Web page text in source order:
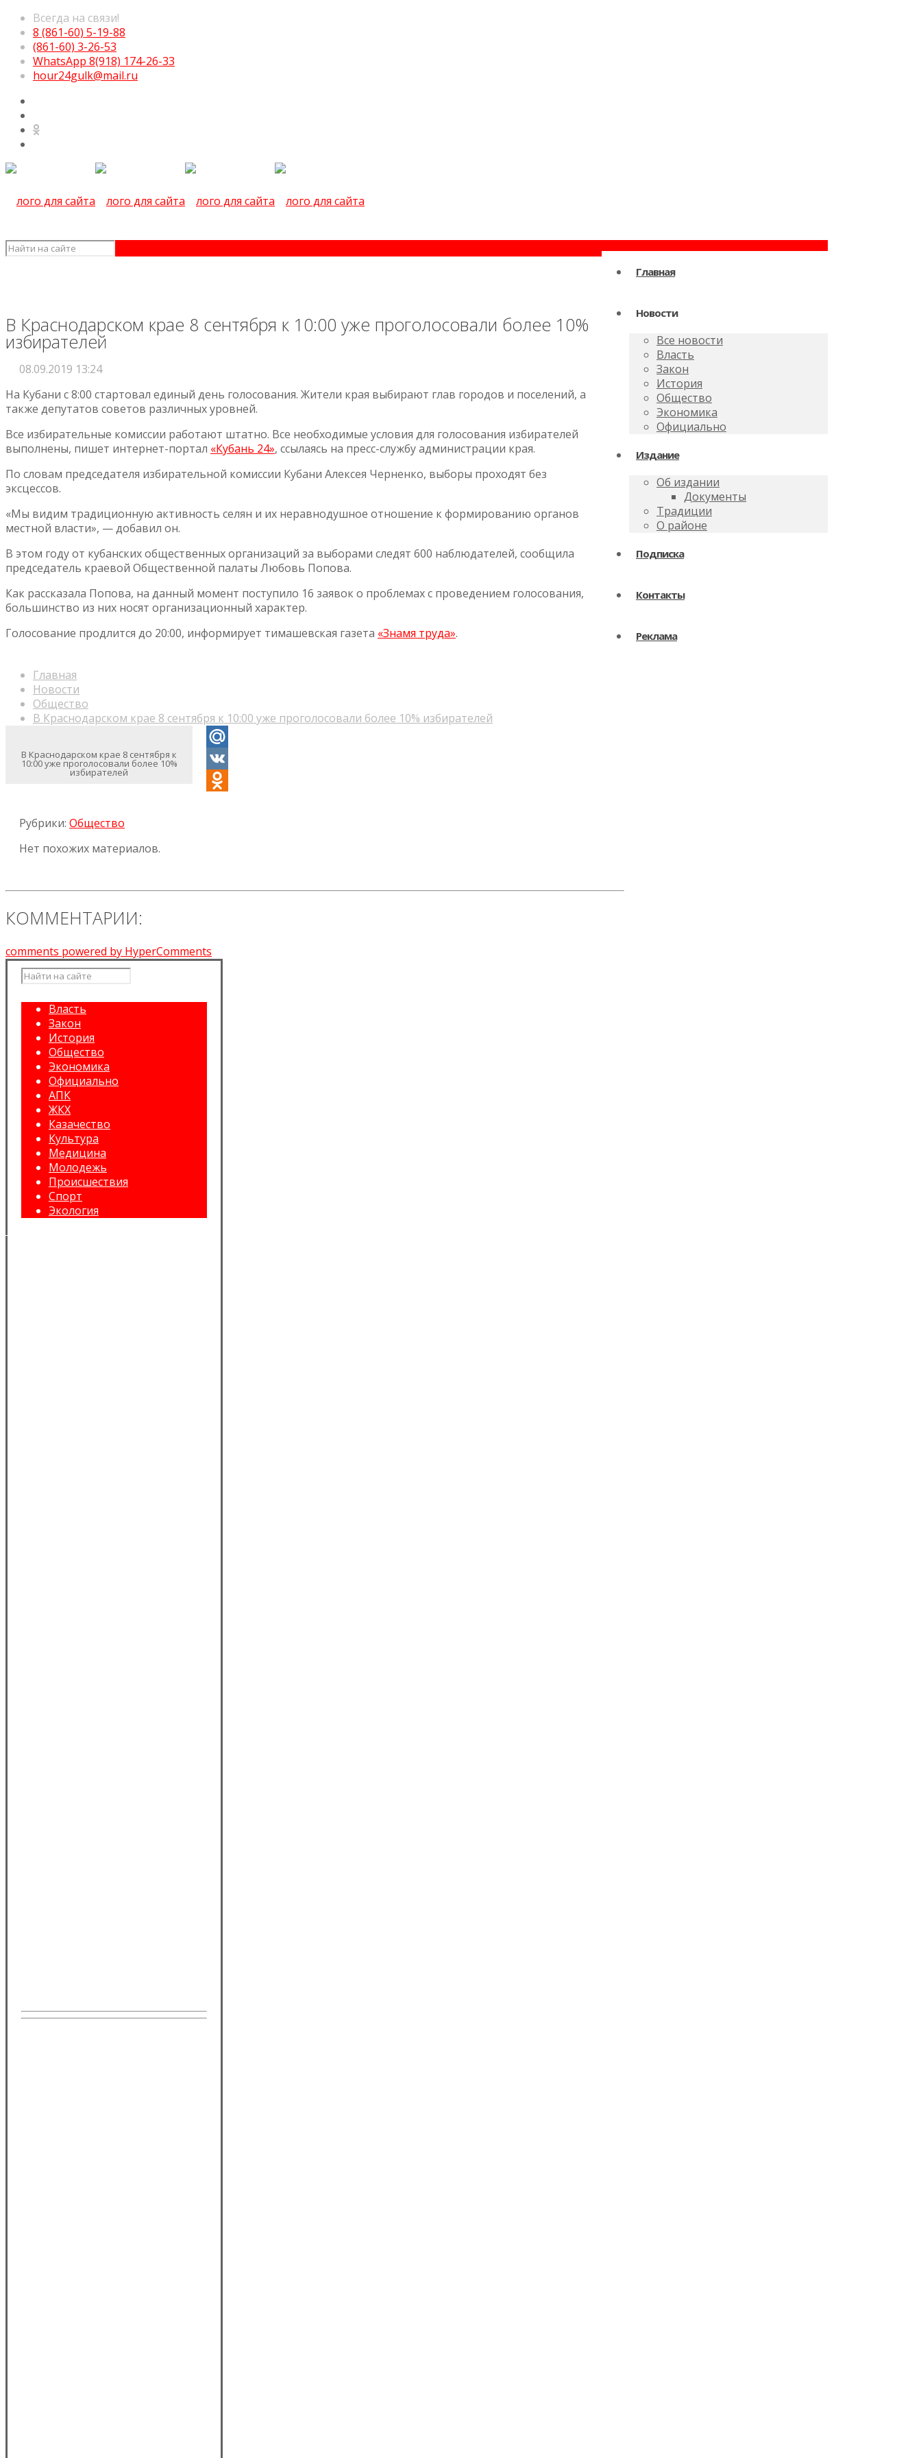
Всегда на связи!
8 (861-60) 5-19-88
(861-60) 3-26-53
WhatsApp 8(918) 174-26-33
hour24gulk@mail.ru
Главная
Новости
Все новости
Власть
Закон
История
Общество
Экономика
Официально
Издание
Об издании
Документы
Традиции
О районе
Подписка
Контакты
Реклама
Главная
Новости
Общество
В Краснодарском крае 8 сентября к 10:00 уже проголосовали более 10% избирателей
В Краснодарском крае 8 сентября к 10:00 уже проголосовали более 10%
избирателей
08.09.2019 13:24
В Краснодарском крае 8 сентября к
10:00 уже проголосовали более 10%
избирателей
На Кубани с 8:00 стартовал единый день голосования. Жители края выбирают глав городов и поселений, а
также депутатов советов различных уровней.
Все избирательные комиссии работают штатно. Все необходимые условия для голосования избирателей
выполнены, пишет интернет-портал «Кубань 24», ссылаясь на пресс-службу администрации края.
По словам председателя избирательной комиссии Кубани Алексея Черненко, выборы проходят без
эксцессов.
«Мы видим традиционную активность селян и их неравнодушное отношение к формированию органов
местной власти», — добавил он.
В этом году от кубанских общественных организаций за выборами следят 600 наблюдателей, сообщила
председатель краевой Общественной палаты Любовь Попова.
Как рассказала Попова, на данный момент поступило 16 заявок о проблемах с проведением голосования,
большинство из них носят организационный характер.
Голосование продлится до 20:00, информирует тимашевская газета «Знамя труда».
Mail.Ru
VK
Рубрики: Общество
Нет похожих материалов.
КОММЕНТАРИИ:
comments powered by HyperComments
Власть
Закон
История
Общество
Экономика
Официально
АПК
ЖКХ
Казачество
Культура
Медицина
Молодежь
Происшествия
Спорт
Экология